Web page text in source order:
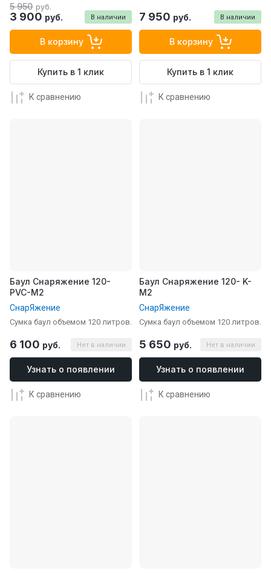
В наличии
5 950 руб.
3 900 руб.
В корзину
Купить в 1 клик
К сравнению
В наличии
7 950 руб.
В корзину
Купить в 1 клик
К сравнению
Баул Снаряжение 120-
PVC-M2
СнарЯжение
Сумка баул объемом 120 литров.
Нет в наличии
6 100 руб.
Узнать о появлении
К сравнению
Баул Снаряжение 120- K-
M2
СнарЯжение
Сумка баул объемом 120 литров.
Нет в наличии
5 650 руб.
Узнать о появлении
К сравнению